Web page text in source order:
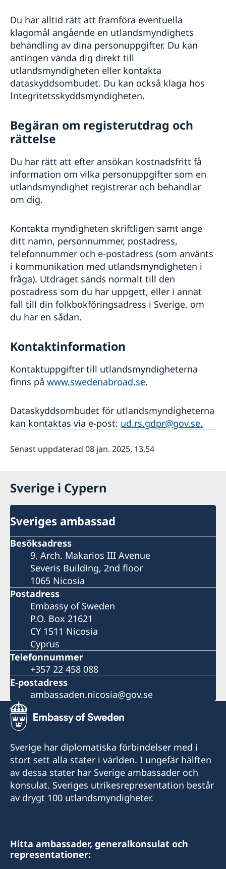
Du har alltid rätt att framföra eventuella
klagomål angående en utlandsmyndighets
behandling av dina personuppgifter. Du kan
antingen vända dig direkt till
utlandsmyndigheten eller kontakta
dataskyddsombudet. Du kan också klaga hos
Integritetsskyddsmyndigheten.
Begäran om registerutdrag och
rättelse
Du har rätt att efter ansökan kostnadsfritt få
information om vilka personuppgifter som en
utlandsmyndighet registrerar och behandlar
om dig.
Kontakta myndigheten skriftligen samt ange
ditt namn, personnummer, postadress,
telefonnummer och e-postadress (som använts
i kommunikation med utlandsmyndigheten i
fråga). Utdraget sänds normalt till den
postadress som du har uppgett, eller i annat
fall till din folkbokföringsadress i Sverige, om
du har en sådan.
Kontaktinformation
Kontaktuppgifter till utlandsmyndigheterna
finns på www.swedenabroad.se.
Dataskyddsombudet för utlandsmyndigheterna
kan kontaktas via e-post: ud.rs.gdpr@gov.se.
Senast uppdaterad 08 jan. 2025, 13.54
Sverige i Cypern
Sveriges ambassad
Besöksadress
9, Arch. Makarios III Avenue
Severis Building, 2nd floor
1065 Nicosia
Postadress
Embassy of Sweden
P.O. Box 21621
CY 1511 Nicosia
Cyprus
Telefonnummer
+357 22 458 088
E-postadress
ambassaden.nicosia@gov.se
Sverige har diplomatiska förbindelser med i
stort sett alla stater i världen. I ungefär hälften
av dessa stater har Sverige ambassader och
konsulat. Sveriges utrikesrepresentation består
av drygt 100 utlandsmyndigheter.
Hitta ambassader, generalkonsulat och
representationer: